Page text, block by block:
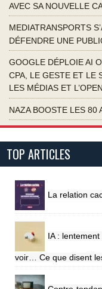
AVEC SA NOUVELLE
MEDIATRANSPORTS
DÉFENDRE UNE
GOOGLE DÉPLOIE AI
CPA, LE GESTE ET LE
LES MÉDIAS ET
NAZA BOOSTE LES 80
TOP ARTICLES
La relation
IA :
voir… Ce que disent